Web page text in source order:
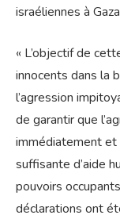
israéliennes à
« L’objectif de
innocents dans la
l’agression
de garantir que
immédiatement et
suffisante d’aide
pouvoirs
déclarations ont